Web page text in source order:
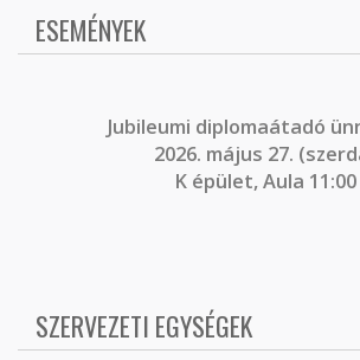
ESEMÉNYEK
Jubileumi diplomaátadó
2026. május 27.
K épület, Aula 11:00
SZERVEZETI EGYSÉGEK